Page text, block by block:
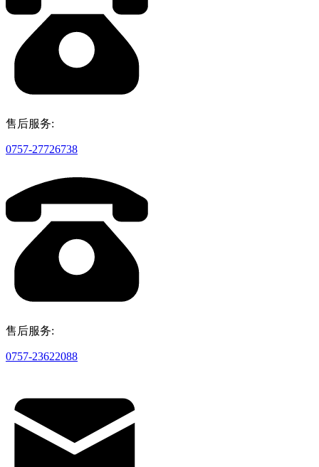
售后服务:
0757-27726738
售后服务:
0757-23622088